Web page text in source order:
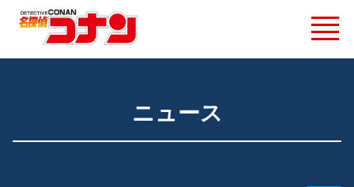
ニュース